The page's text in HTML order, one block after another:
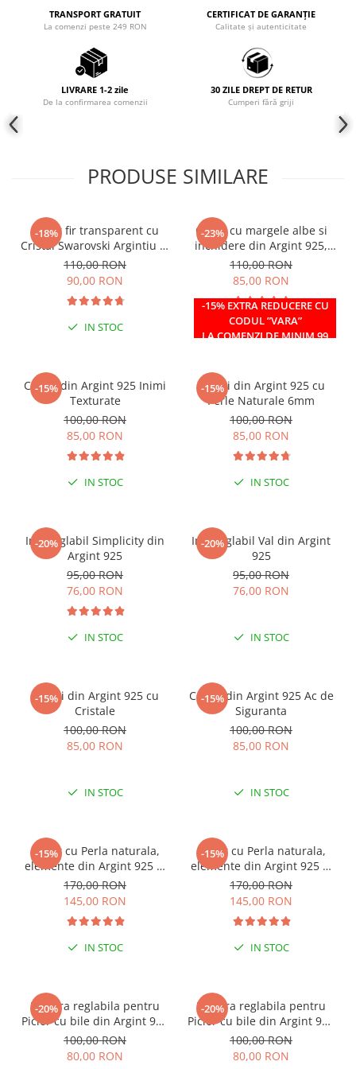
Coliere cu mărgele colorate și
Coliere cu pietre semiprețioase
TRANSPORT GRATUIT
La comenzi peste 249 RON
CERTIFICAT DE GARANȚIE
Calitate și autenticitate
LIVRARE 1-2 zile
De la confirmarea comenzii
30 ZILE DREPT DE RETUR
Cumperi fără griji
PRODUSE SIMILARE
-18%
Colier fir transparent cu
Cristal Swarovski Argintiu in
Caseta din Argint 925
110,00 RON
90,00 RON
IN STOC
-23%
-15% EXTRA REDUCERE CU
CODUL ”VARA”
LA COMENZI DE MINIM 99
Colier cu margele albe si
inchidere din Argint 925,
reglabil 38-41 cm
110,00 RON
85,00 RON
IN STOC
-15%
Cercei din Argint 925 Inimi
Texturate
100,00 RON
85,00 RON
IN STOC
-15%
Cercei din Argint 925 cu
Perle Naturale 6mm
100,00 RON
85,00 RON
IN STOC
-20%
Inel reglabil Simplicity din
Argint 925
95,00 RON
76,00 RON
IN STOC
-20%
Inel reglabil Val din Argint
925
95,00 RON
76,00 RON
IN STOC
-15%
Cercei din Argint 925 cu
Cristale
100,00 RON
85,00 RON
IN STOC
-15%
Cercei din Argint 925 Ac de
Siguranta
100,00 RON
85,00 RON
IN STOC
-15%
Colier cu Perla naturala,
elemente din Argint 925 si
margele Miyuki, multicolor
170,00 RON
145,00 RON
IN STOC
-15%
Colier cu Perla naturala,
elemente din Argint 925 si
margele Miyuki, verde/kiwi
170,00 RON
145,00 RON
IN STOC
-20%
Bratara reglabila pentru
Picior cu bile din Argint 925
si margele Miyuki rosii
100,00 RON
80,00 RON
-20%
Bratara reglabila pentru
Picior cu bile din Argint 925
si margele Miyuki verzi
100,00 RON
80,00 RON